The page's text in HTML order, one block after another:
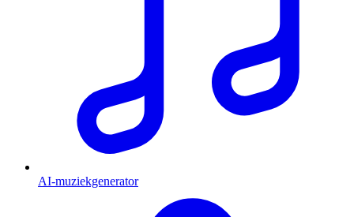
AI-muziekgenerator